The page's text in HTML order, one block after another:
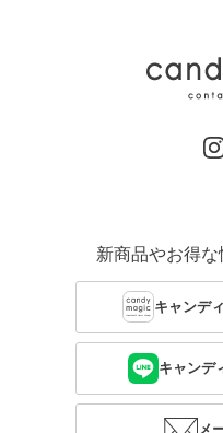
新商品やお得な
キャンデ
キャンデ
メ